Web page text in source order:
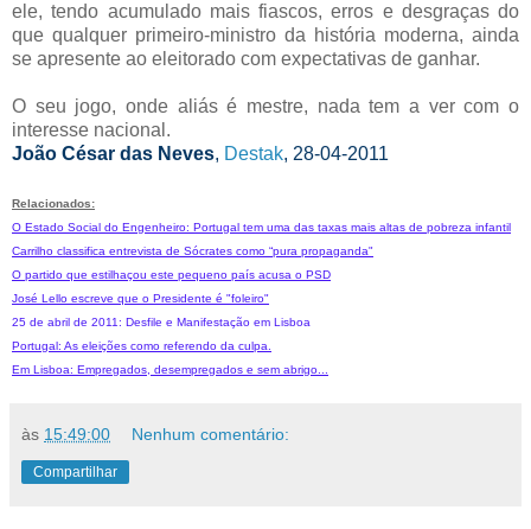
ele, tendo acumulado mais fiascos, erros e desgraças do
que qualquer primeiro-ministro da história moderna, ainda
se apresente ao eleitorado com expectativas de ganhar.
O seu jogo, onde aliás é mestre, nada tem a ver com o
interesse nacional.
João César das Neves, Destak, 28-04-2011
Relacionados:
O Estado Social do Engenheiro: Portugal tem uma das taxas mais altas de pobreza infantil
Carrilho classifica entrevista de Sócrates como “pura propaganda"
O partido que estilhaçou este pequeno país acusa o PSD
José Lello escreve que o Presidente é "foleiro"
25 de abril de 2011: Desfile e Manifestação em Lisboa
Portugal: As eleições como referendo da culpa.
Em Lisboa: Empregados, desempregados e sem abrigo...
às 15:49:00 Nenhum comentário:
Compartilhar